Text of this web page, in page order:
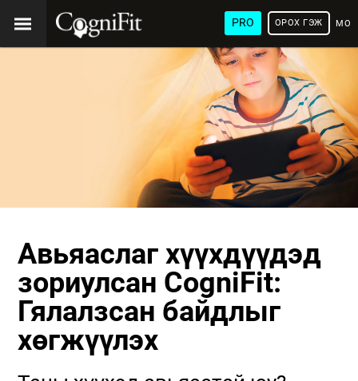
PRO
ХЭЛ
ОРОХ ГЭЖ
Авьяаслаг хүүхдүүдэд
зориулсан CogniFit:
Гялалзсан байдлыг
хөгжүүлэх